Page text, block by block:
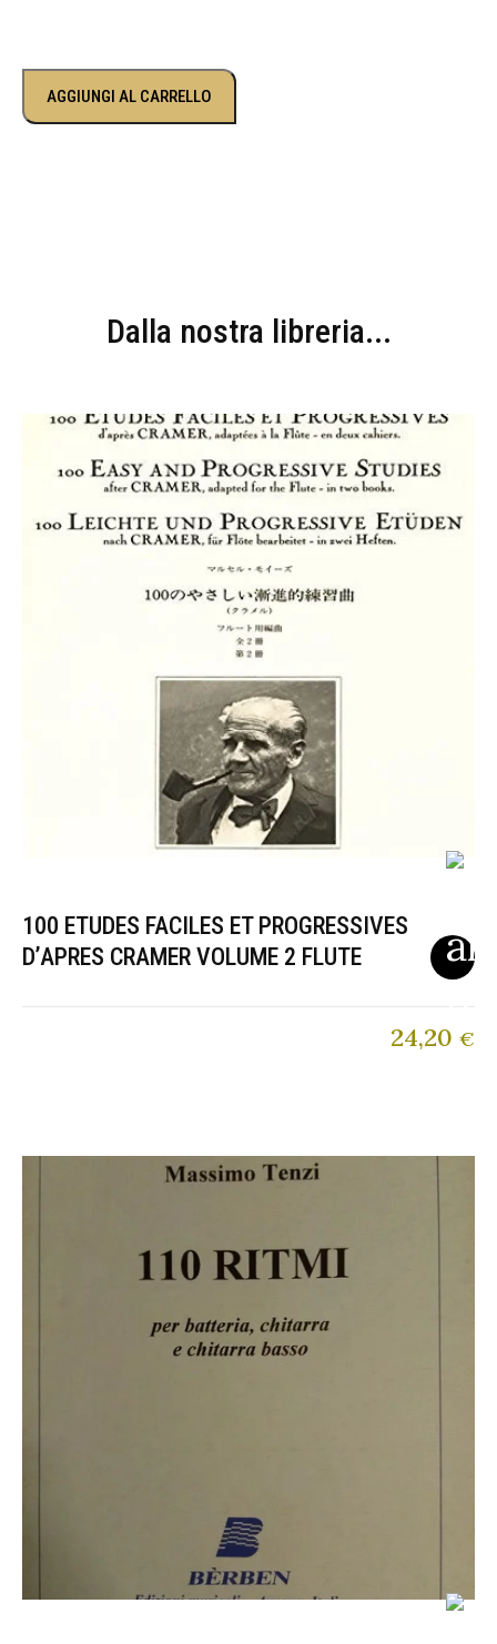
AGGIUNGI AL CARRELLO
Dalla nostra libreria...
100 ETUDES FACILES ET PROGRESSIVES
D’APRES CRAMER VOLUME 2 FLUTE
24,20 €